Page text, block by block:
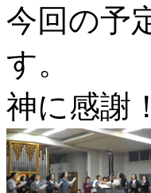
今回の予
す。
神に感謝！